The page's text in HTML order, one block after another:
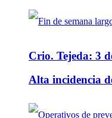
Crio. Tejeda: 3
Alta incidencia